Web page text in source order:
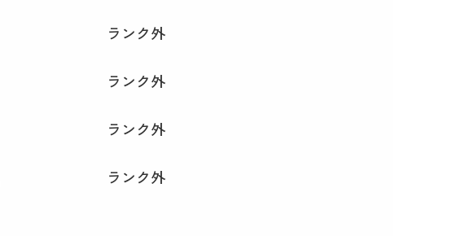
ランク外
ランク外
ランク外
ランク外